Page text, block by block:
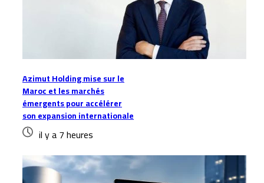
Azimut Holding mise sur le
Maroc et les marchés
émergents pour accélérer
son expansion internationale
il y a 7 heures